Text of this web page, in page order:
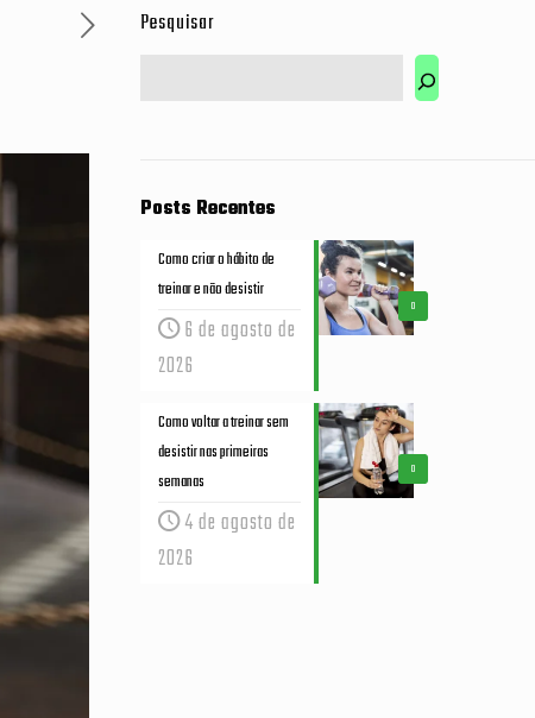
Pesquisar
Posts Recentes
0
Como criar o hábito de
treinar e não desistir
6 de agosto de
2026
0
Como voltar a treinar sem
desistir nas primeiras
semanas
4 de agosto de
2026